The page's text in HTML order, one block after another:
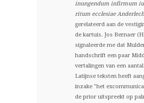
inungendum infirmum
ritum ecclesiae
gerelateerd aan de
de kartuis. Jos Bernaer
signaleerde me dat
handschrift een paar
vertalingen van een
Latijnse teksten heeft
inzake "het
de prior uitspreekt op